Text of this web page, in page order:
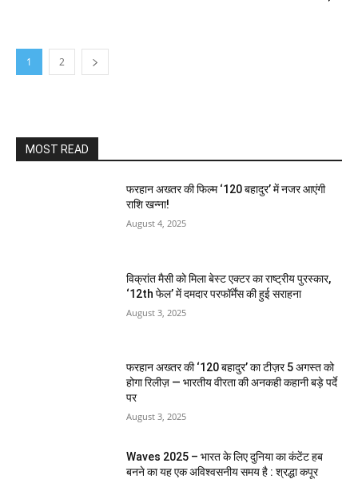
1 2
MOST READ
फरहान अख्तर की फिल्म ‘120 बहादुर’ में नजर आएंगी
राशि खन्ना!
August 4, 2025
विक्रांत मैसी को मिला बेस्ट एक्टर का राष्ट्रीय पुरस्कार,
‘12th फेल’ में दमदार परफॉर्मेंस की हुई सराहना
August 3, 2025
फरहान अख्तर की ‘120 बहादुर’ का टीज़र 5 अगस्त को
होगा रिलीज़ — भारतीय वीरता की अनकही कहानी बड़े पर्दे
पर
August 3, 2025
Waves 2025 – भारत के लिए दुनिया का कंटेंट हब
बनने का यह एक अविश्वसनीय समय है : श्रद्धा कपूर